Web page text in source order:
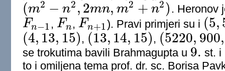
(m2 − n2 , 2mn, m2 + n2)
(m2−n 2mn m2+ 2 . Heronov
Fn−1
Fn−1 , Fn
Fn , Fn+1
Fn +1 ). Pravi primjeri su i (5,
(5 ,5, 6
(4, 13, 15)
(4 ,13, 15) , (13, 14, 15)
(13,14, 15) , (5220, 900,
(5220,900,5400)
se trokutima bavili Brahmagupta u 9.
9.
st. i
to i omiljena tema prof. dr. sc. Borisa